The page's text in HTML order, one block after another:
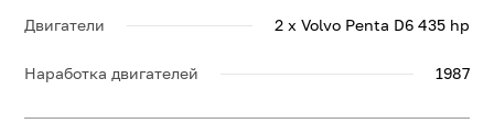
Двигатели 2 x Volvo Penta D6 435 hp
Наработка двигателей 1987